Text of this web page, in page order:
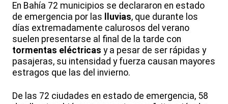
En Bahía 72 municipios se declararon en estado
de emergencia por las
lluvias, que durante los
días extremadamente calurosos del verano
suelen presentarse al final de la tarde con
tormentas eléctricas y a pesar de ser rápidas y
pasajeras, su intensidad y fuerza causan mayores
estragos que las del invierno.
De las 72 ciudades en estado de emergencia, 58